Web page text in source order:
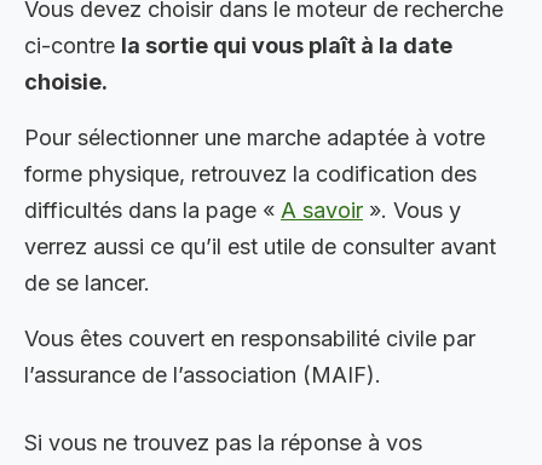
Vous devez choisir dans le moteur de recherche
ci-contre la sortie qui vous plaît à la date
choisie.
Pour sélectionner une marche adaptée à votre
forme physique, retrouvez la codification des
difficultés dans la page « A savoir ». Vous y
verrez aussi ce qu’il est utile de consulter avant
de se lancer.
Vous êtes couvert en responsabilité civile par
l’assurance de l’association (MAIF).
Si vous ne trouvez pas la réponse à vos